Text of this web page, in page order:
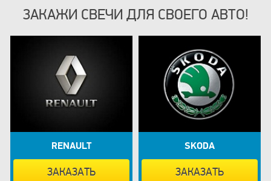
ЗАКАЖИ СВЕЧИ ДЛЯ СВОЕГО АВТО!
RENAULT
ЗАКАЗАТЬ
SKODA
ЗАКАЗАТЬ